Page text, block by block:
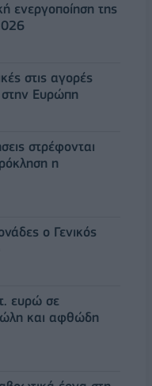
ενεργοποίηση της
στις αγορές
στην Ευρώπη
στρέφονται
η
ο Γενικός
ευρώ σε
και αφθώδη